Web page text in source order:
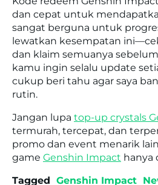
dan cepat untuk
sangat berguna untuk
lewatkan kesempatan
dan klaim semuanya
kamu ingin selalu update
cukup beri tahu agar saya
rutin.
Jangan lupa top-up crystals
termurah, tercepat, dan
promo dan event menarik
game Genshin Impact hanya
Tagged Genshin Impact